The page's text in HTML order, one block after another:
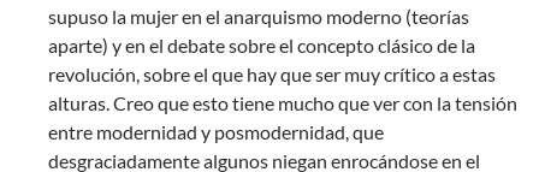
supuso la mujer en el anarquismo moderno (teorías
aparte) y en el debate sobre el concepto clásico de la
revolución, sobre el que hay que ser muy crítico a estas
alturas. Creo que esto tiene mucho que ver con la tensión
entre modernidad y posmodernidad, que
desgraciadamente algunos niegan enrocándose en el